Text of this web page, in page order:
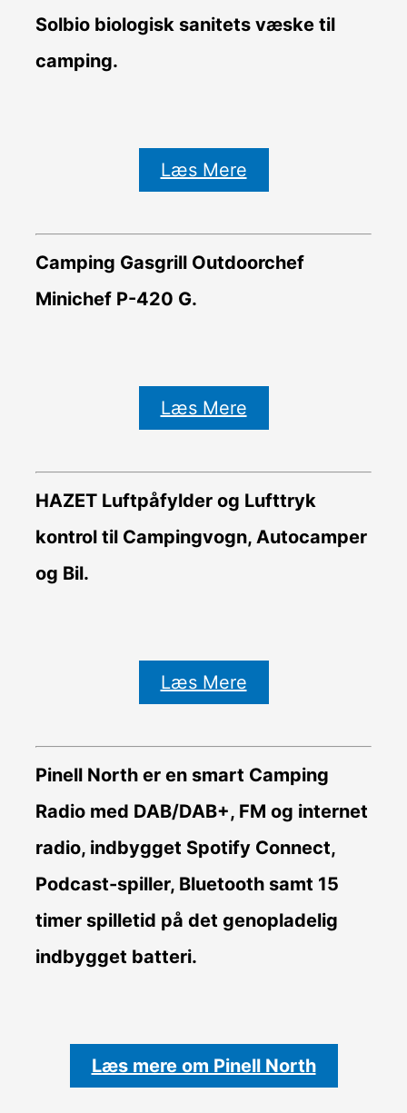
Solbio biologisk sanitets væske til
camping.
Læs Mere
Camping Gasgrill Outdoorchef
Minichef P-420 G.
Læs Mere
HAZET Luftpåfylder og Lufttryk
kontrol til Campingvogn, Autocamper
og Bil.
Læs Mere
Pinell North er en smart Camping
Radio med DAB/DAB+, FM og internet
radio, indbygget Spotify Connect,
Podcast-spiller, Bluetooth samt 15
timer spilletid på det genopladelig
indbygget batteri.
Læs mere om Pinell North